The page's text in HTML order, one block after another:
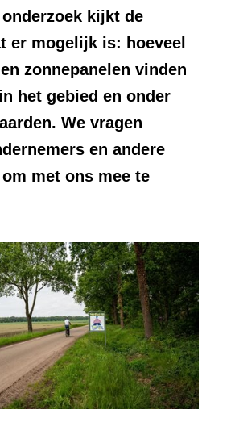
kijkt de
er mogelijk is: hoeveel
zonnepanelen vinden
het gebied en onder
We vragen
en andere
met ons mee te